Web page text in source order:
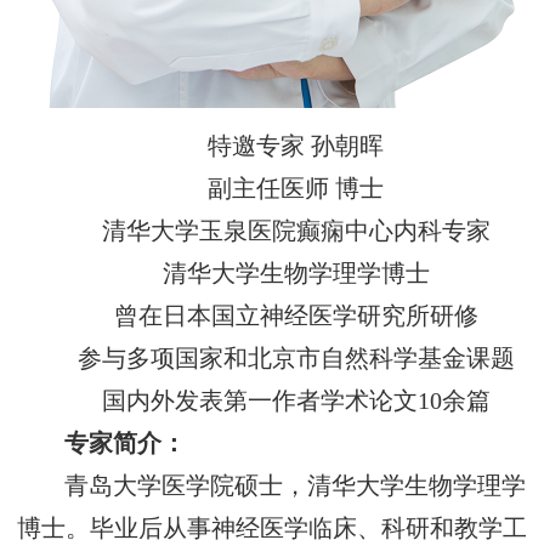
特邀专家 孙朝晖
副主任医师 博士
清华大学玉泉医院癫痫中心内科专家
清华大学生物学理学博士
曾在日本国立神经医学研究所研修
参与多项国家和北京市自然科学基金课题
国内外发表第一作者学术论文10余篇
专家简介：
青岛大学医学院硕士，清华大学生物学理学
博士。毕业后从事神经医学临床、科研和教学工